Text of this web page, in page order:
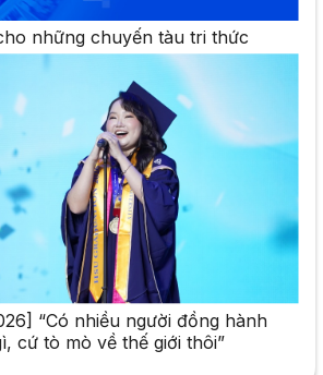
những chuyến tàu tri thức
“Có nhiều người đồng hành
cứ tò mò về thế giới thôi”